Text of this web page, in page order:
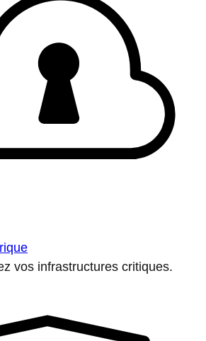
vos infrastructures critiques.